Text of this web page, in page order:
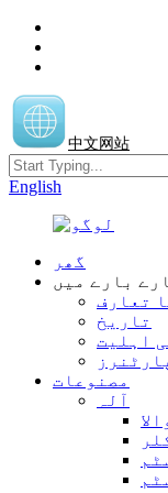
中文网站
English
گھر
بارے میں
تعارف
تاریخ
اہلیت
مصنوعات
آلہ